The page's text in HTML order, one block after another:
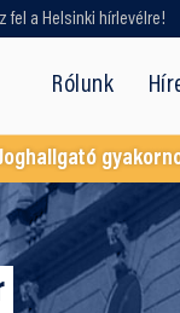
fel a Helsinki hírlevélre!
Rólunk
a